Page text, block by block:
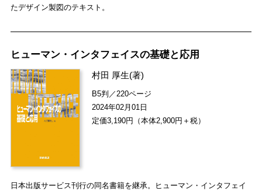
たデザイン製図のテキスト。
ヒューマン・インタフェイスの基礎と応用
村田 厚生(著)
B5判／220ページ
2024年02月01日
定価3,190円（本体2,900円＋税）
日本出版サービス刊行の同名書籍を継承。ヒューマン・インタフェイ